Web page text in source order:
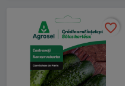
favorite_border
favorite_border